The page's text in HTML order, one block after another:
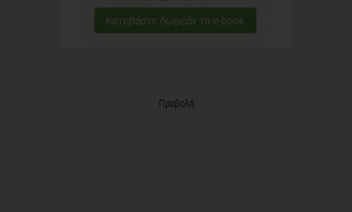
Προβολή